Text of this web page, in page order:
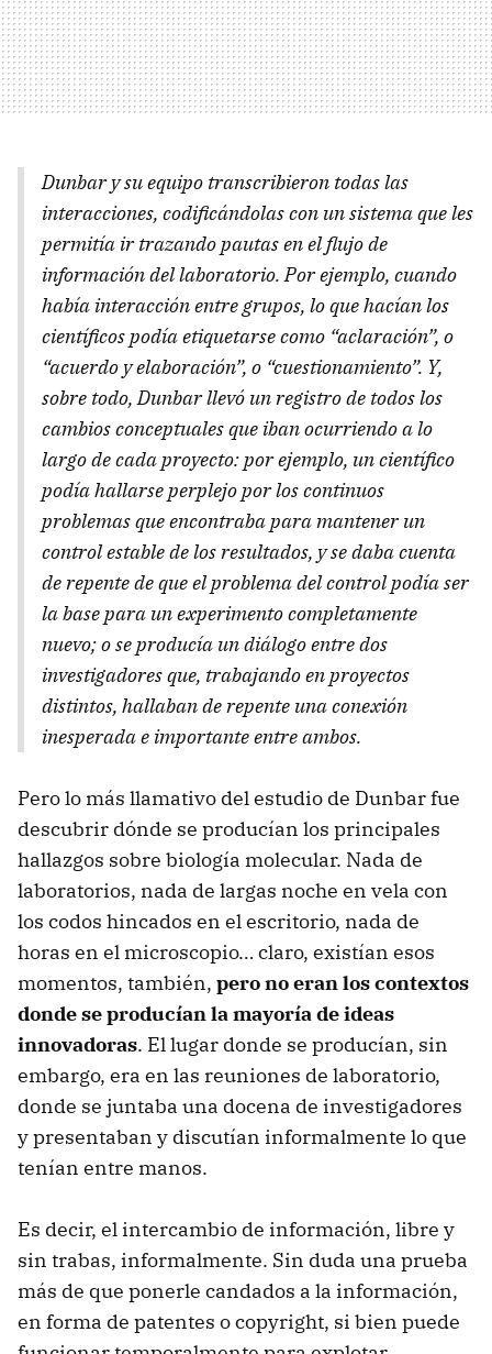
Dunbar y su equipo transcribieron todas las
interacciones, codificándolas con un sistema que les
permitía ir trazando pautas en el flujo de
información del laboratorio. Por ejemplo, cuando
había interacción entre grupos, lo que hacían los
científicos podía etiquetarse como “aclaración”, o
“acuerdo y elaboración”, o “cuestionamiento”. Y,
sobre todo, Dunbar llevó un registro de todos los
cambios conceptuales que iban ocurriendo a lo
largo de cada proyecto: por ejemplo, un científico
podía hallarse perplejo por los continuos
problemas que encontraba para mantener un
control estable de los resultados, y se daba cuenta
de repente de que el problema del control podía ser
la base para un experimento completamente
nuevo; o se producía un diálogo entre dos
investigadores que, trabajando en proyectos
distintos, hallaban de repente una conexión
inesperada e importante entre ambos.
Pero lo más llamativo del estudio de Dunbar fue
descubrir dónde se producían los principales
hallazgos sobre biología molecular. Nada de
laboratorios, nada de largas noche en vela con
los codos hincados en el escritorio, nada de
horas en el microscopio… claro, existían esos
momentos, también, pero no eran los contextos
donde se producían la mayoría de ideas
innovadoras. El lugar donde se producían, sin
embargo, era en las reuniones de laboratorio,
donde se juntaba una docena de investigadores
y presentaban y discutían informalmente lo que
tenían entre manos.
Es decir, el intercambio de información, libre y
sin trabas, informalmente. Sin duda una prueba
más de que ponerle candados a la información,
en forma de patentes o copyright, si bien puede